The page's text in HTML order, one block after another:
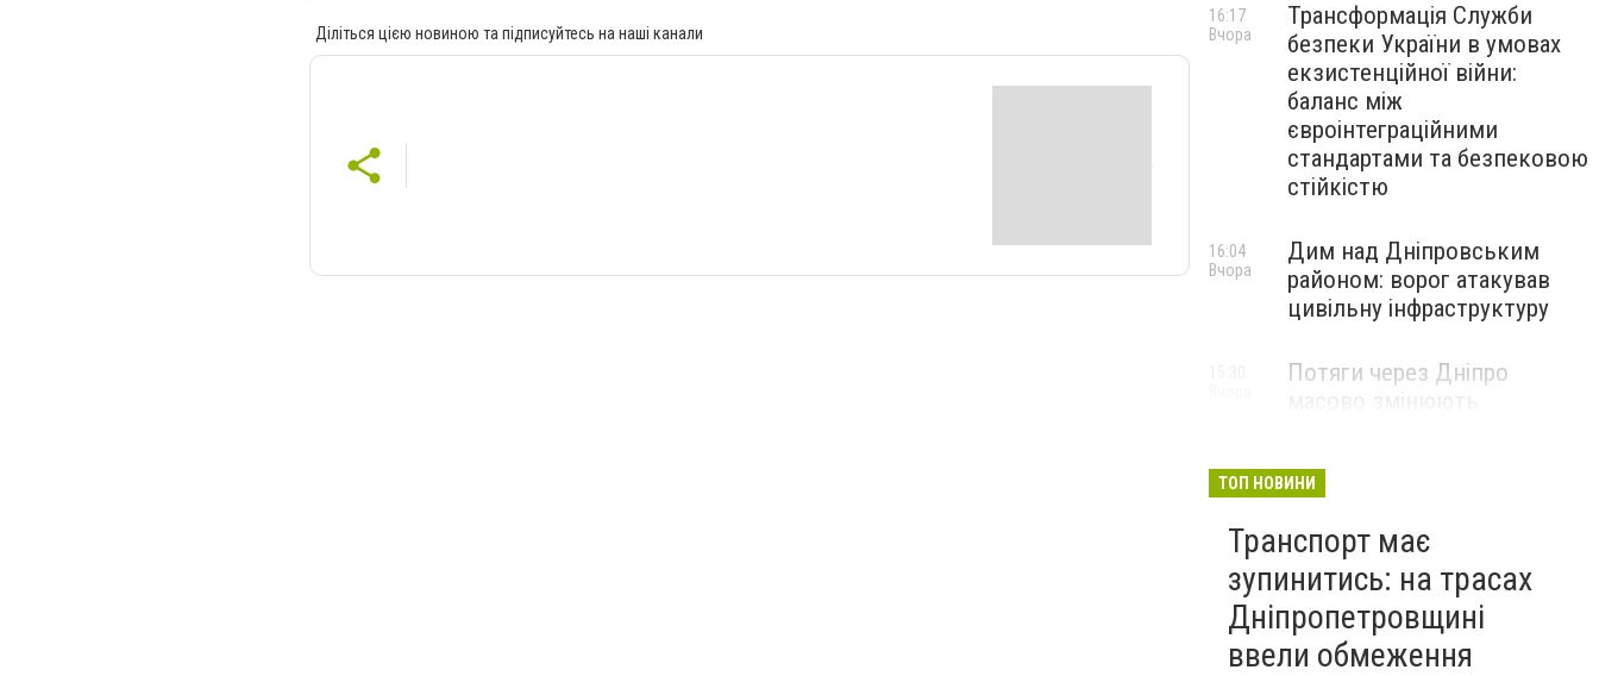
Діліться цією новиною та підписуйтесь на наші канали
Трансформація Служби
безпеки України в умовах
екзистенційної війни:
баланс між
євроінтеграційними
стандартами та безпековою
стійкістю
16:17
Вчора
Дим над Дніпровським
районом: ворог атакував
цивільну інфраструктуру
16:04
Вчора
Потяги через Дніпро
ТОП НОВИНИ
Транспорт має
зупинитись: на трасах
Дніпропетровщині
ввели обмеження